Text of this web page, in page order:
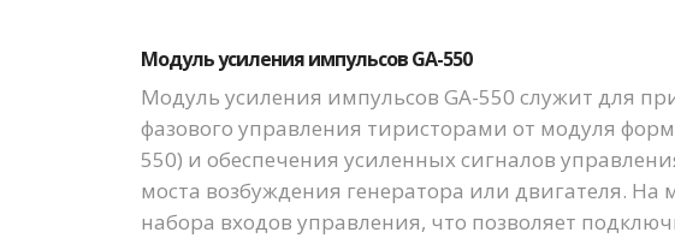
Модуль усиления импульсов GA-550
Модуль усиления импульсов GA-550 служит для
фазового управления тиристорами от модуля
550) и обеспечения усиленных сигналов
моста возбуждения генератора или двигателя. На
набора входов управления, что позволяет